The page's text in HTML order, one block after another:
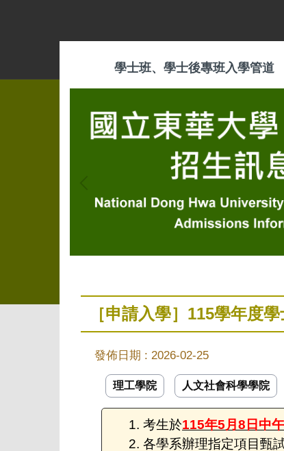
學士班、學士後專班入學管道
［申請入學］115學年度
發佈日期 : 2026-02-25
理工學院 人文社會科學學院
考生於115年5月8日中
各學系辦理指定項目甄